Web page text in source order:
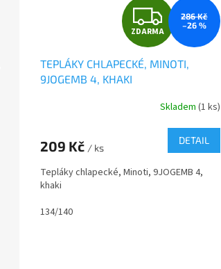
Z
D
A
R
M
A
ZDARMA
286 Kč
–26 %
TEPLÁKY CHLAPECKÉ, MINOTI,
9JOGEMB 4, KHAKI
Skladem (1 ks)
209 Kč / ks
DETAIL
Tepláky chlapecké, Minoti, 9JOGEMB 4,
khaki
134/140